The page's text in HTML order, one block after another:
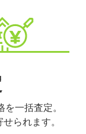
一括査定。
られます。